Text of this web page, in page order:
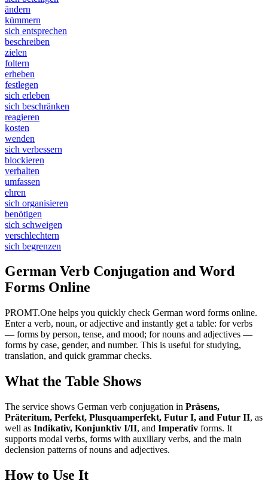
ändern
kümmern
sich entsprechen
beschreiben
zielen
foltern
erheben
festlegen
sich erleben
sich beschränken
reagieren
kosten
wenden
sich verbessern
blockieren
verhalten
umfassen
ehren
sich organisieren
benötigen
sich schweigen
verschlechtern
sich begrenzen
German Verb Conjugation and Word
Forms Online
PROMT.One helps you quickly check German word forms online.
Enter a verb, noun, or adjective and instantly get a table: for verbs
— forms by person, tense, and mood; for nouns and adjectives —
forms by case, gender, and number. This is useful for studying,
translation, and quick grammar checks.
What the Table Shows
The service shows German verb conjugation in Präsens,
Präteritum, Perfekt, Plusquamperfekt, Futur I, and Futur II, as
well as Indikativ, Konjunktiv I/II, and Imperativ forms. It
supports modal verbs, forms with auxiliary verbs, and the main
declension patterns of nouns and adjectives.
How to Use It